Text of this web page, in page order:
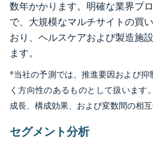
数年かかります。明確な業界プ
で、大規模なマルチサイトの買
おり、ヘルスケアおよび製造施
ます。
*当社の予測では、推進要因および抑
く方向性のあるものとして扱います
成長、構成効果、および変数間の相
セグメント分析